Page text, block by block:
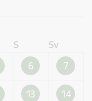
S
Sv
6 7
13 14